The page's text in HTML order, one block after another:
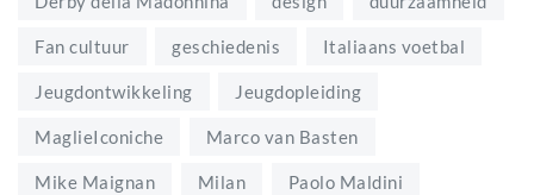
Fan cultuur geschiedenis Italiaans voetbal
Jeugdontwikkeling Jeugdopleiding
MaglieIconiche Marco van Basten
Mike Maignan Milan Paolo Maldini